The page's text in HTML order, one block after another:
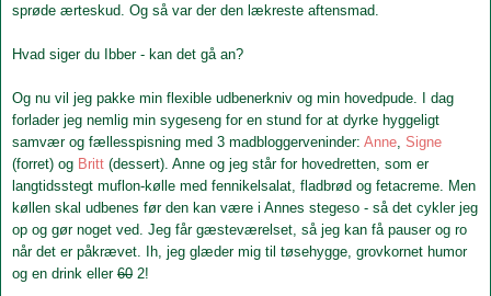
sprøde ærteskud. Og så var der den lækreste aftensmad.
Hvad siger du Ibber - kan det gå an?
Og nu vil jeg pakke min flexible udbenerkniv og min hovedpude. I dag
forlader jeg nemlig min sygeseng for en stund for at dyrke hyggeligt
samvær og fællesspisning med 3 madbloggerveninder: Anne Signe
(forret) og Britt (dessert). Anne og jeg står for hovedretten, som er
langtidsstegt muflon-kølle med fennikelsalat, fladbrød og fetacreme. Men
køllen skal udbenes før den kan være i Annes stegeso - så det cykler jeg
op og gør noget ved. Jeg får gæsteværelset, så jeg kan få pauser og ro
når det er påkrævet. Ih, jeg glæder mig til tøsehygge, grovkornet humor
og en drink eller 60 2!